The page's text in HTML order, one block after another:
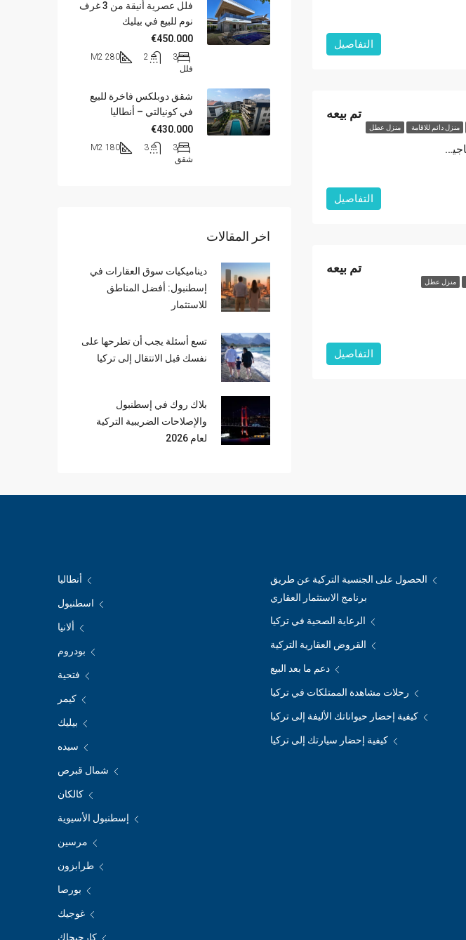
التفاصيل
منزل دائم للاقامة منزل عطل
فيلا فاخرة منفصلة مع مسبح خاص وحديقة في أوفاجيك، فتحية
تم بيعه
التفاصيل
منزل عطل
تم بيعه
التفاصيل
فلل عصرية أنيقة من 3 غرف
نوم للبيع في بيليك
€450.000
3
2
280 M2
فلل
شقق دوبلكس فاخرة للبيع
في كونيالتي – أنطاليا
€430.000
3
3
180 M2
شقق
اخر المقالات
ديناميكيات سوق العقارات في
إسطنبول: أفضل المناطق
للاستثمار
تسع أسئلة يجب أن تطرحها على
نفسك قبل الانتقال إلى تركيا
بلاك روك في إسطنبول
والإصلاحات الضريبية التركية
لعام 2026
الحصول على الجنسية التركية عن طريق
برنامج الاستثمار العقاري
الرعاية الصحية في تركيا
القروض العقارية التركية
دعم ما بعد البيع
رحلات مشاهدة الممتلكات في تركيا
كيفية إحضار حيواناتك الأليفة إلى تركيا
كيفية إحضار سيارتك إلى تركيا
أنطاليا
اسطنبول
ألانيا
بودروم
فتحية
كيمر
بيليك
سيده
شمال قبرص
كالكان
إسطنبول الأسيوية
مرسين
طرابزون
بورصا
غوجيك
كارجيجاك